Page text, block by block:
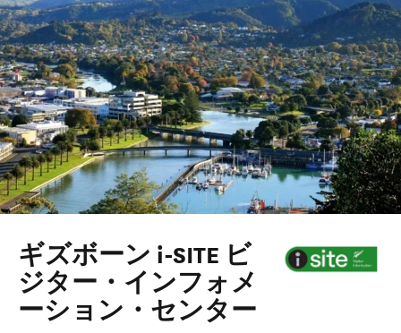
ギズボーン i-SITE ビ
ジター・インフォメ
ーション・センター